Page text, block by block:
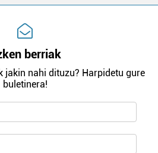
berriak
jakin nahi dituzu? Harpidetu gure
buletinera!